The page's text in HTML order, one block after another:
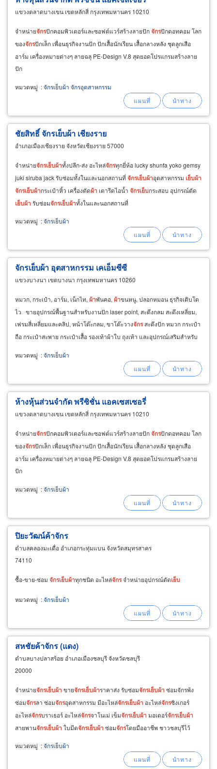
แขวงตลาดบางเขน เขตหลักสี่ กรุงเทพมหานคร 10210
จำหน่ายจักรปักคอมพิวเตอร์และซอฟต์แวร์สร้างลายปักจักรปักดอทคอม โลก
ของจักรปักเล็ก เพื่อนธุรกิจงานปัก ปักเสื้อนักเรียน เสื้อกลางหลัง ชุดลูกเสือ
อาร์ม เครื่องหมายต่างๆ ลายฉลุ PE-Design V.8 สุดยอดโปรแกรมสร้างลาย
ปัก
หมวดหมู่ :จักรเย็บผ้า จักรอุตสาหกรรม
ชัยสิทธิ์ จักรเย็บผ้า เชียงราย
อำเภอเมืองเชียงราย จังหวัดเชียงราย 57000
จำหน่ายจักรเย็บผ้าทั้งปลีก-ส่ง อะไหล่จักรทุกยี่ห้อ lucky shunfa yoko gemsy
juki siruba jack รับซ่อมทั้งในและนอกสถานที่ จักรเย็บผ้าอุตสาหกรรม เย็บผ้า
จักรเย็บผ้ากระเป๋าหิ้ว เครื่องตัดผ้า เตารีดไอน้ำ จักรเย็บกระสอบ อุปกรณ์ตัด
เย็บผ้า รับซ่อมจักรเย็บผ้าทั้งในและนอกสถานที่
หมวดหมู่ :จักรเย็บผ้า
จักรเย็บผ้า อุตสาหกรรม เคเอ็มซีซี
แขวงบางนา เขตบางนา กรุงเทพมหานคร 10260
หมวก, กระเป๋า, อาร์ม, เน็กไท, ผ้าพันคอ, ผ้าขนหนู, ปลอกหมอน ธุรกิจเติบโต
ไว ขายอุปกรณ์พื้นฐานสำหรับงานปัก laser point, สะดึงกลม สะดึงเหลี่ยม,
เฟรมสี่เหลี่ยมและคลิป, หน้าโต๊ะกลม, ขาโต๊ะวางจักรสะดึงปัก หมวก กระเป๋า
ถือ กระเป๋าสะพาย กระเป๋าเสื้อ รองเท้าผ้าใบ ถุงเท้า และอุปกรณ์เสริมสำหรับ
หมวดหมู่ :จักรเย็บผ้า
ห้างหุ้นส่วนจำกัด พรีซิชั่น แอคเซสเซอรี่
แขวงตลาดบางเขน เขตหลักสี่ กรุงเทพมหานคร 10210
จำหน่ายจักรปักคอมพิวเตอร์และซอฟต์แวร์สร้างลายปักจักรปักดอทคอม โลก
ของจักรปักเล็ก เพื่อนธุรกิจงานปัก ปักเสื้อนักเรียน เสื้อกลางหลัง ชุดลูกเสือ
อาร์ม เครื่องหมายต่างๆ ลายฉลุ PE-Design V.8 สุดยอดโปรแกรมสร้างลาย
ปัก
หมวดหมู่ :จักรเย็บผ้า
ปิยะวัฒน์ค้าจักร
ตำบลคลองมะเดื่อ อำเภอกระทุ่มแบน จังหวัดสมุทรสาคร
74110
ซื้อ-ขาย-ซ่อม จักรเย็บผ้าทุกชนิด อะไหล่จักรจำหน่ายอุปกรณ์ตัดเย็บ
หมวดหมู่ :จักรเย็บผ้า
สหชัยค้าจักร (แดง)
ตำบลบางปลาสร้อย อำเภอเมืองชลบุรี จังหวัดชลบุรี
20000
จำหน่ายจักรเย็บผ้า ขายจักรเย็บผ้าราคาส่ง รับซ่อมจักรเย็บผ้า ซ่อมจักรพ้ง
ซ่อมจักรลา ซ่อมจักรอุตสาหกรรม มีอะไหล่จักรเย็บผ้า อะไหล่จักรซิงเกอร์
อะไหล่จักรบราเธอร์ อะไหล่จักรจาโนเม่ เข็มจักรเย็บผ้า มอเตอร์จักรเย็บผ้า
สายพานจักรเย็บผ้า ใบมีดจักรเย็บผ้า ซ่อมจักรโดยมืออาชีพ ชาวชลบุรีไว้
หมวดหมู่ :จักรเย็บผ้า